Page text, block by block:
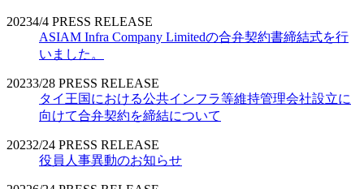
20234/4 PRESS RELEASE
ASIAM Infra Company Limitedの合弁契約書締結式を行
いました。
20233/28 PRESS RELEASE
タイ王国における公共インフラ等維持管理会社設立に
向けて合弁契約を締結について
20232/24 PRESS RELEASE
役員人事異動のお知らせ